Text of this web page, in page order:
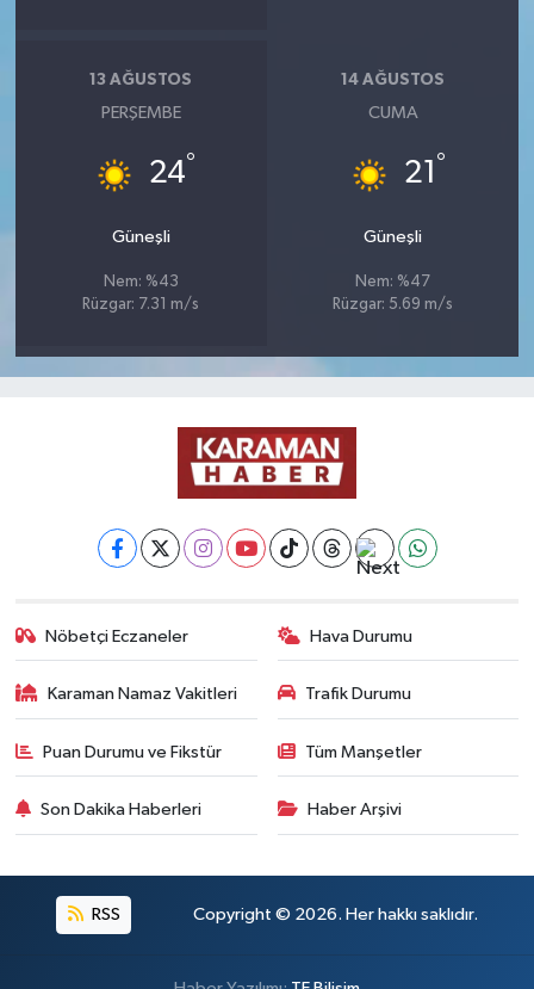
13 AĞUSTOS
PERŞEMBE
24°
Güneşli
Nem: %43
Rüzgar: 7.31 m/s
14 AĞUSTOS
CUMA
21 °
Güneşli
Nem: %47
Rüzgar: 5.69 m/s
Nöbetçi Eczaneler Hava Durumu
Karaman Namaz Vakitleri Trafik Durumu
Puan Durumu ve Fikstür Tüm Manşetler
Son Dakika Haberleri Haber Arşivi
RSS Copyright © 2026. Her hakkı saklıdır.